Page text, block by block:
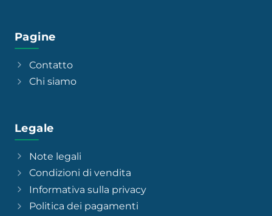
Pagine
Contatto
Chi siamo
Legale
Note legali
Condizioni di vendita
Informativa sulla privacy
Politica dei pagamenti